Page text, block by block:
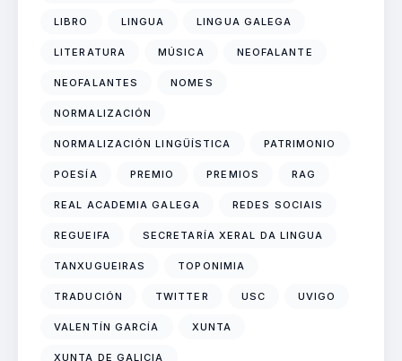
LIBRO LINGUA LINGUA GALEGA
LITERATURA MÚSICA NEOFALANTE
NEOFALANTES NOMES
NORMALIZACIÓN
NORMALIZACIÓN LINGÜÍSTICA PATRIMONIO
POESÍA PREMIO PREMIOS RAG
REAL ACADEMIA GALEGA REDES SOCIAIS
REGUEIFA SECRETARÍA XERAL DA LINGUA
TANXUGUEIRAS TOPONIMIA
TRADUCIÓN TWITTER USC UVIGO
VALENTÍN GARCÍA XUNTA
XUNTA DE GALICIA